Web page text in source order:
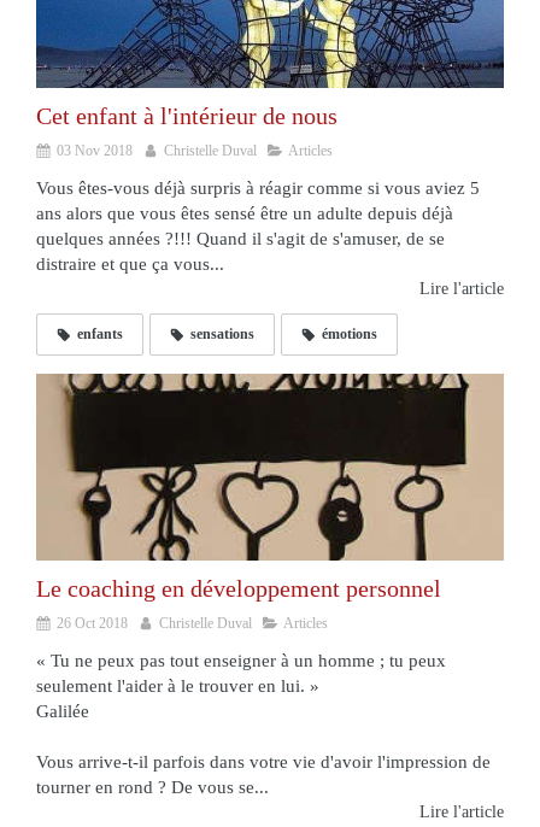
Cet enfant à l'intérieur de nous
03 Nov 2018 Christelle Duval Articles
Vous êtes-vous déjà surpris à réagir comme si vous aviez 5
ans alors que vous êtes sensé être un adulte depuis déjà
quelques années ?!!! Quand il s'agit de s'amuser, de se
distraire et que ça vous...
Lire l'article
enfants sensations émotions
Le coaching en développement personnel
26 Oct 2018 Christelle Duval Articles
« Tu ne peux pas tout enseigner à un homme ; tu peux
seulement l'aider à le trouver en lui. »
Galilée
Vous arrive-t-il parfois dans votre vie d'avoir l'impression de
tourner en rond ? De vous se...
Lire l'article